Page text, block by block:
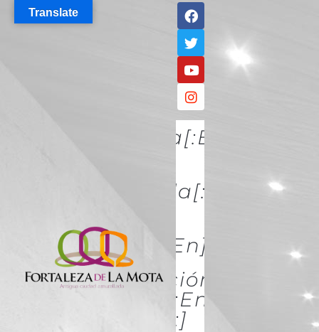
[:es]Conócela[:en]KNOW
[:es]Conservación Y
& Restoration[:]
Translate